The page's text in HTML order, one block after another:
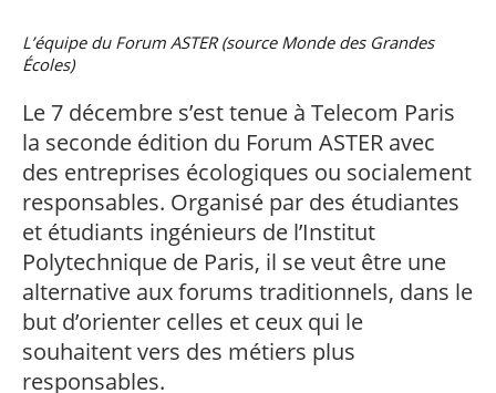
Paris
Numérique
Responsable
Enquête 1er emploi
Parcours Talents : un
Corps techniques de
l’État
alternance
(admissions closes)
cybersécurité des
systèmes
d’information
Intelligence
Artificielle – Expert
Data & MLops
Intelligence
Artificielle
multimodale et
autonome
handicap, comment
Vous êtes admis,
préparez votre
arrivée
Financement
Entreprises &
solutions Mastère
Spécialisé
Brochures &
contacts
Événements des
• Journaliste
• Diplômé
• Créateur d’entreprise
L’équipe du Forum ASTER (source Monde des Grandes
Écoles)
Le 7 décembre s’est tenue à Telecom Paris
la seconde édition du Forum ASTER avec
des entreprises écologiques ou socialement
responsables. Organisé par des étudiantes
et étudiants ingénieurs de l’Institut
Polytechnique de Paris, il se veut être une
alternative aux forums traditionnels, dans le
but d’orienter celles et ceux qui le
souhaitent vers des métiers plus
responsables.